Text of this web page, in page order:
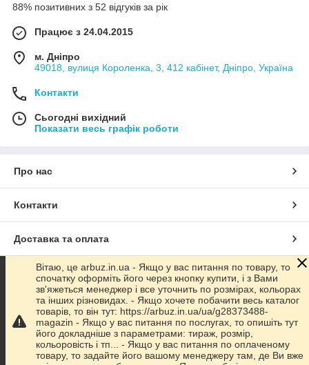
88% позитивних з 52 відгуків за рік
Працює з 24.04.2015
м. Дніпро
49018, вулиця Короленка, 3, 412 кабінет, Дніпро, Україна
Контакти
Сьогодні вихідний
Показати весь графік роботи
Про нас
Контакти
Доставка та оплата
Графік роботи
Повна версія сайту
Сайт створено на маркетплейсіProm.ua
Вітаю, це arbuz.in.ua - Якщо у вас питання по товару, то
спочатку оформіть його через кнопку купити, і з Вами
зв'яжеться менеджер і все уточнить по розмірах, кольорах
та інших різновидах. - Якщо хочете побачити весь каталог
товарів, то він тут: https://arbuz.in.ua/ua/g28373488-
magazin - Якщо у вас питання по послугах, то опишіть тут
його докладніше з параметрами: тираж, розмір,
кольоровість і тп... - Якщо у вас питання по оплаченому
товару, то задайте його вашому менеджеру там, де Ви вже